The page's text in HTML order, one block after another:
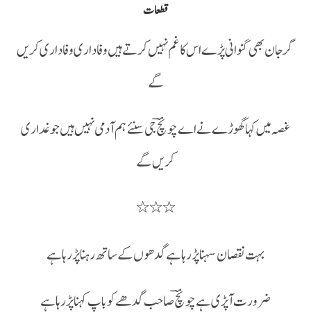
قطعات
گرجان بھی گنوانی پڑے اس کا غم نہیں کرتے ہیں وفاداری وفاداری کریں
گے
غصہ میں کہا گھوڑے نے اے چونچؔ جی سنئے ہم آدمی نہیں ہیں جو غداری
کریں گے
٭٭٭
بہت نقصان سہنا پڑ رہا ہے گدھوں کے ساتھ رہنا پڑ رہا ہے
ضرورت آپڑی ہے چونچؔ صاحب گدھے کو باپ کہنا پڑرہا ہے